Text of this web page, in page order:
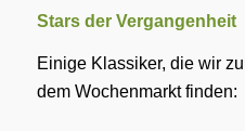
Stars der Vergangenheit
Einige Klassiker, die wir
dem Wochenmarkt finden: